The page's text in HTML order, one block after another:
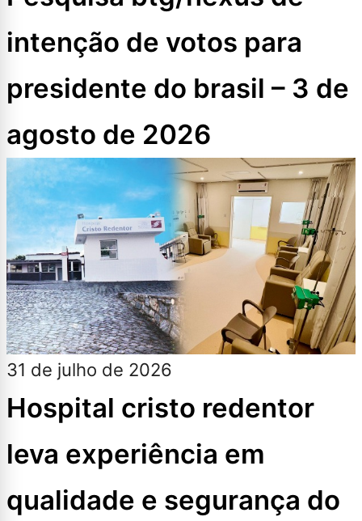
intenção de votos para
presidente do brasil – 3 de
agosto de 2026
31 de julho de 2026
Hospital cristo redentor
leva experiência em
qualidade e segurança do